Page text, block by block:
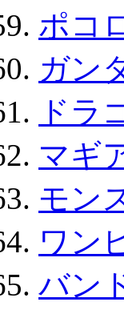
ポコ
ガン
ドラ
マギ
モン
ワン
バン